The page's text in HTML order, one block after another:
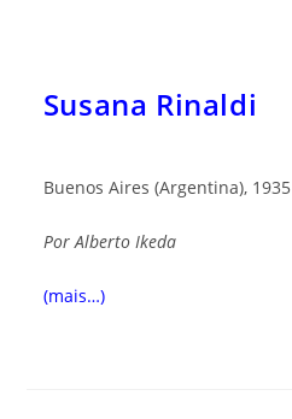
Susana Rinaldi
Buenos Aires (Argentina), 1935
PorAlberto Ikeda
(mais…)